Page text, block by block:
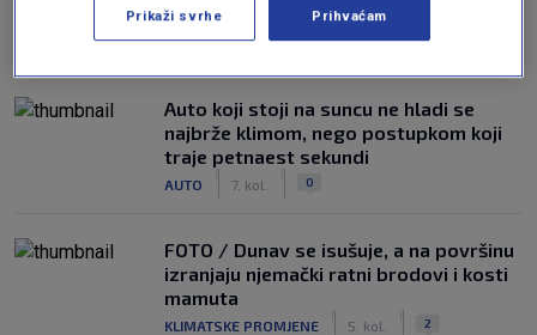
NAJČITANIJE
Auto koji stoji na suncu ne hladi se
najbrže klimom, nego postupkom koji
traje petnaest sekundi
AUTO 7. kol. 0
FOTO / Dunav se isušuje, a na površinu
izranjaju njemački ratni brodovi i kosti
mamuta
KLIMATSKE PROMJENE 5. kol. 2
Prikaži svrhe Prihvaćam